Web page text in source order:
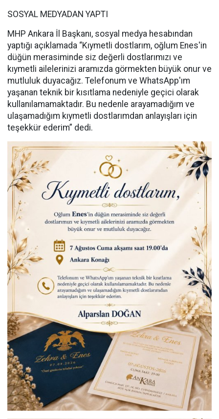
SOSYAL MEDYADAN YAPTI
MHP Ankara İl Başkanı, sosyal medya hesabından
yaptığı açıklamada “Kıymetli dostlarım, oğlum Enes'in
düğün merasiminde siz değerli dostlarımızı ve
kıymetli ailelerinizi aramızda görmekten büyük onur ve
mutluluk duyacağız. Telefonum ve WhatsApp'ım
yaşanan teknik bir kısıtlama nedeniyle geçici olarak
kullanılamamaktadır. Bu nedenle arayamadığım ve
ulaşamadığım kıymetli dostlarımdan anlayışları için
teşekkür ederim” dedi.